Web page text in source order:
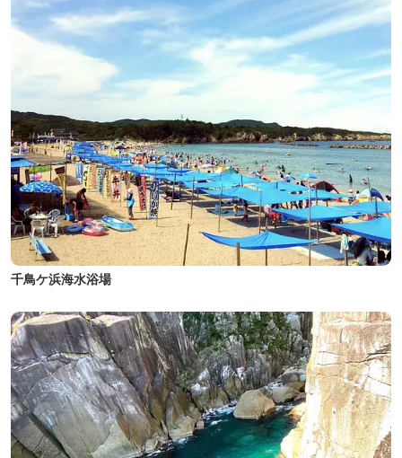
千鳥ケ浜海水浴場